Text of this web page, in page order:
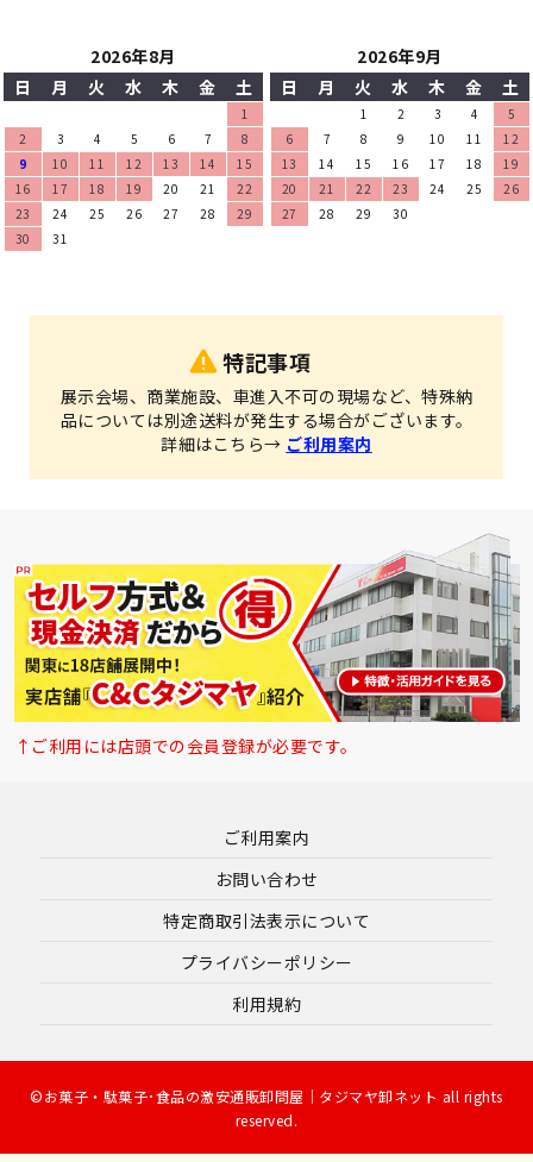
2026年8月
日
月 火 水 木 金 土
1
2
3 4 5 6 7
8
9
10 11 12 13 14
15
16
17 18 19 20 21
22
23
24 25 26 27 28
29
30
31
2026年9月
日
月 火 水 木 金 土
1 2 3 4
5
6
7 8 9 10 11
12
13
14 15 16 17 18
19
20
21 22 23 24 25
26
27
28 29 30
特記事項
展示会場、商業施設、車進入不可の現場など、特殊納
品については別途送料が発生する場合がございます。
詳細はこちら→ ご利用案内
↑ご利用には店頭での会員登録が必要です。
ご利用案内
お問い合わせ
特定商取引法表示について
プライバシーポリシー
利用規約
©お菓子・駄菓子･食品の激安通販卸問屋｜タジマヤ卸ネット all rights
reserved.